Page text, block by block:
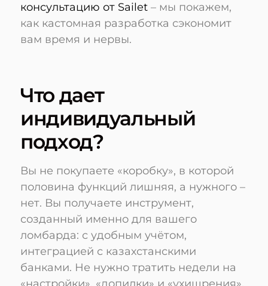
консультацию от Sailet – мы покажем,
как кастомная разработка сэкономит
вам время и нервы.
Что дает
индивидуальный
подход?
Вы не покупаете «коробку», в которой
половина функций лишняя, а нужного –
нет. Вы получаете инструмент,
созданный именно для вашего
ломбарда: с удобным учётом,
интеграцией с казахстанскими
банками. Не нужно тратить недели на